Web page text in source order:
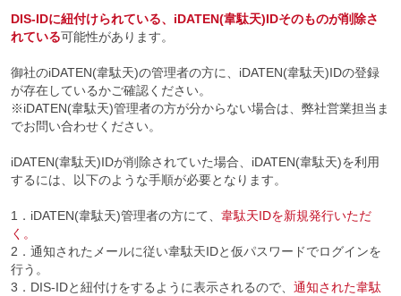
DIS-IDに紐付けられている、iDATEN(韋駄天)IDそのものが削除さ
れている可能性があります。
御社のiDATEN(韋駄天)の管理者の方に、iDATEN(韋駄天)IDの登録
が存在しているかご確認ください。
※iDATEN(韋駄天)管理者の方が分からない場合は、弊社営業担当ま
でお問い合わせください。
iDATEN(韋駄天)IDが削除されていた場合、iDATEN(韋駄天)を利用
するには、以下のような手順が必要となります。
1．iDATEN(韋駄天)管理者の方にて、 韋駄天IDを新規発行いただ
く。
2．通知されたメールに従い韋駄天IDと仮パスワードでログインを
行う。
3．DIS-IDと紐付けをするように表示されるので、 通知された韋駄